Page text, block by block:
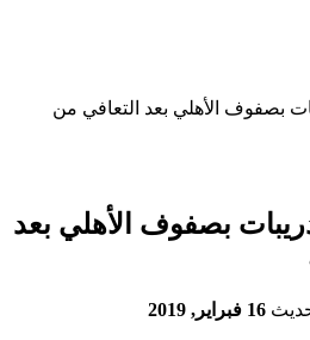
بصفوف الأهلي بعد التعافي من
بصفوف الأهلي بعد
16 فبراير, 2019